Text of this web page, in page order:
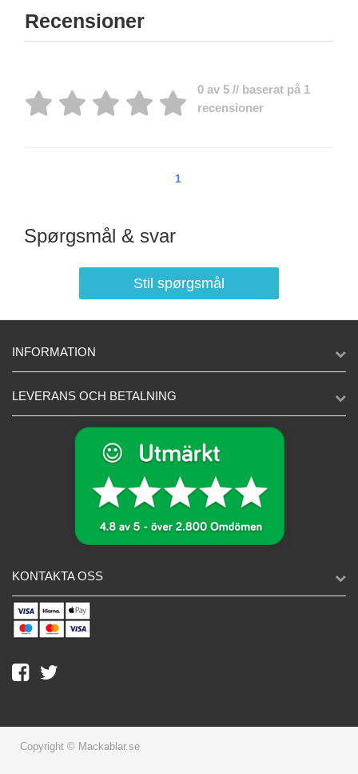
Recensioner
0 av 5 // baserat på 1
recensioner
1
Spørgsmål & svar
Stil spørgsmål
INFORMATION
LEVERANS OCH BETALNING
KONTAKTA OSS
Copyright © Mackablar.se